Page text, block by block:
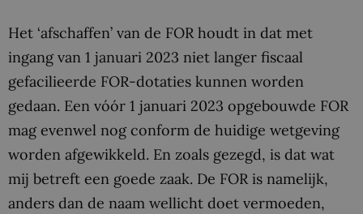
Het ‘afschaffen’ van de FOR houdt in dat met
ingang van 1 januari 2023 niet langer fiscaal
gefacilieerde FOR-dotaties kunnen worden
gedaan. Een vóór 1 januari 2023 opgebouwde FOR
mag evenwel nog conform de huidige wetgeving
worden afgewikkeld. En zoals gezegd, is dat wat
mij betreft een goede zaak. De FOR is namelijk,
anders dan de naam wellicht doet vermoeden,